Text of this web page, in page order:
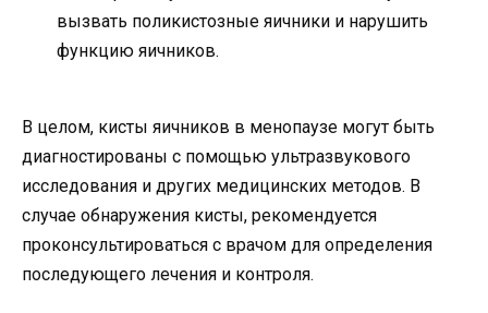
вызвать поликистозные яичники и нарушить
функцию яичников.
В целом, кисты яичников в менопаузе могут быть
диагностированы с помощью ультразвукового
исследования и других медицинских методов. В
случае обнаружения кисты, рекомендуется
проконсультироваться с врачом для определения
последующего лечения и контроля.